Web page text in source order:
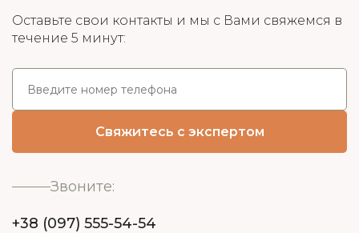
Оставьте свои контакты и мы с Вами свяжемся в
течение 5 минут:
Звоните:
+38 (097) 555-54-54